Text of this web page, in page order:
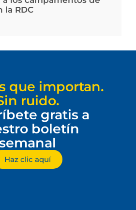
la RDC
que importan.
ruido.
gratis a
boletín
Haz clic aquí